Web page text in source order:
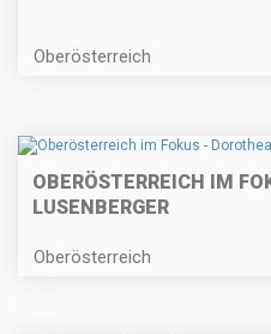
Oberösterreich
OBERÖSTERREICH IM
LUSENBERGER
Oberösterreich